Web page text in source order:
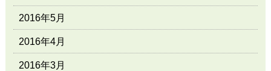
2016年5月
2016年4月
2016年3月